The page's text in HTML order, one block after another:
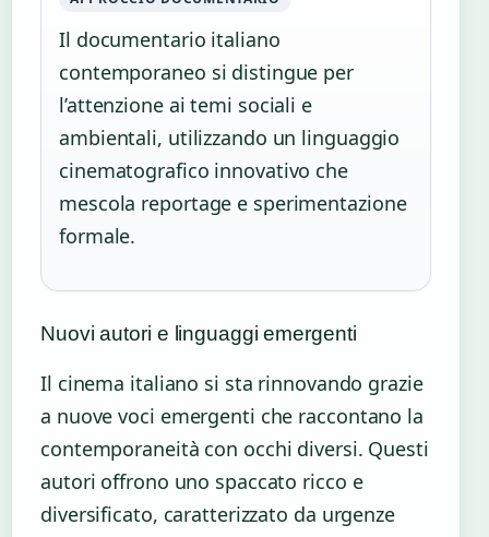
Il documentario italiano
contemporaneo si distingue per
l’attenzione ai temi sociali e
ambientali, utilizzando un linguaggio
cinematografico innovativo che
mescola reportage e sperimentazione
formale.
Nuovi autori e linguaggi emergenti
Il cinema italiano si sta rinnovando grazie
a nuove voci emergenti che raccontano la
contemporaneità con occhi diversi. Questi
autori offrono uno spaccato ricco e
diversificato, caratterizzato da urgenze